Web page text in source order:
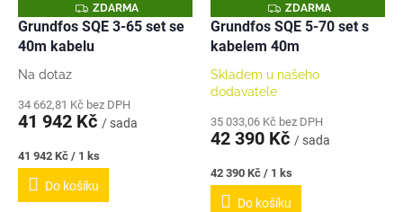
Z
D
A
R
ZDARMA
Grundfos SQE 3-65 set se
40m kabelu
Na dotaz
34 662,81 Kč bez DPH
41 942 Kč / sada
Měrná
cena:
41 942 Kč / 1 ks
Do košíku
Z
D
A
R
A
ZDARMA
Grundfos SQE 5-70 set s
kabelem 40m
Skladem u našeho
dodavatele
35 033,06 Kč bez DPH
42 390 Kč / sada
Měrná
cena:
42 390 Kč / 1 ks
Do košíku